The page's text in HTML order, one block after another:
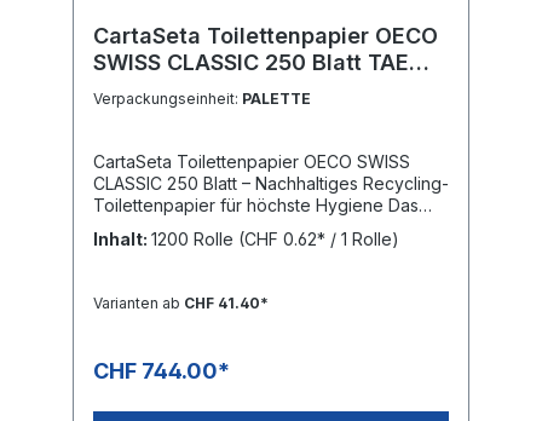
CartaSeta Toilettenpapier OECO
SWISS CLASSIC 250 Blatt TAE
1183434
Verpackungseinheit: PALETTE
CartaSeta Toilettenpapier OECO SWISS
CLASSIC 250 Blatt – Nachhaltiges Recycling-
Toilettenpapier für höchste Hygiene Das
CartaSeta Toilettenpapier OECO SWISS
CLASSIC 250 Blatt ist die ideale Wahl für
und anspruchsvolle Privathaushalte, die
Toilettenpapier aus 100 % Recyclingfasern
Inhalt: 1200 Rolle (CHF 0.62* / 1 Rolle)
Varianten ab CHF 41.40*
CHF 744.00*